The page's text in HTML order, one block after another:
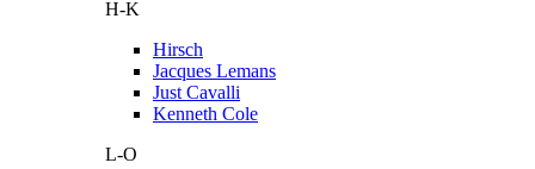
H-K
Hirsch
Jacques Lemans
Just Cavalli
Kenneth Cole
L-O